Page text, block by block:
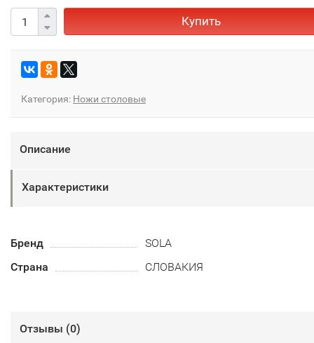
Купить
Категория: Ножи столовые
Описание
Характеристики
Бренд
SOLA
Страна
СЛОВАКИЯ
Отзывы (0)